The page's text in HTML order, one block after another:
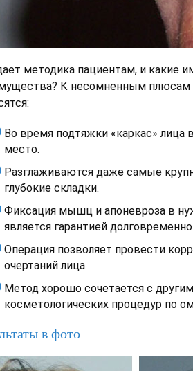
методика пациентам, и какие
К несомненным плюсам
Во время подтяжки «каркас» лица
место.
Разглаживаются даже самые
глубокие складки.
Фиксация мышц и апоневроза в
является гарантией
Операция позволяет провести
очертаний лица.
Метод хорошо сочетается с
косметологических процедур по
в фото